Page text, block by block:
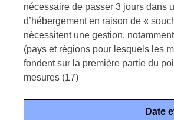
nécessaire de passer 3 jours dans
d’hébergement en raison de «
nécessitent une gestion,
(pays et régions pour lesquels les
fondent sur la première partie du
mesures (17)
Date